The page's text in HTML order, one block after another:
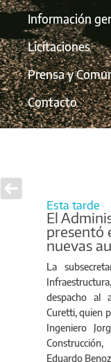
Información
Licitaciones
Prensa y
Contacto
Esta tarde
El
presentó
nuevas
La
despacho al
Curetti, quien
Ingeniero
Eduardo